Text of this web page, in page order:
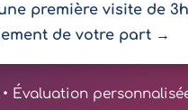
première visite de
de votre part →
Évaluation